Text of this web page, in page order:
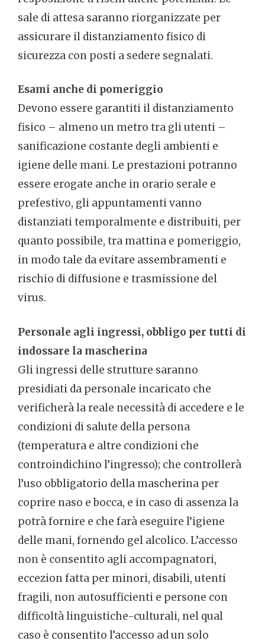
sale di attesa saranno riorganizzate per
assicurare il distanziamento fisico di
sicurezza con posti a sedere segnalati.
Esami anche di pomeriggio
Devono essere garantiti il distanziamento
fisico – almeno un metro tra gli utenti –
sanificazione costante degli ambienti e
igiene delle mani. Le prestazioni potranno
essere erogate anche in orario serale e
prefestivo, gli appuntamenti vanno
distanziati temporalmente e distribuiti, per
quanto possibile, tra mattina e pomeriggio,
in modo tale da evitare assembramenti e
rischio di diffusione e trasmissione del
virus.
Personale agli ingressi, obbligo per tutti di
indossare la mascherina
Gli ingressi delle strutture saranno
presidiati da personale incaricato che
verificherà la reale necessità di accedere e le
condizioni di salute della persona
(temperatura e altre condizioni che
controindichino l’ingresso); che controllerà
l’uso obbligatorio della mascherina per
coprire naso e bocca, e in caso di assenza la
potrà fornire e che farà eseguire l’igiene
delle mani, fornendo gel alcolico. L’accesso
non è consentito agli accompagnatori,
eccezion fatta per minori, disabili, utenti
fragili, non autosufficienti e persone con
difficoltà linguistiche-culturali, nel qual
caso è consentito l’accesso ad un solo